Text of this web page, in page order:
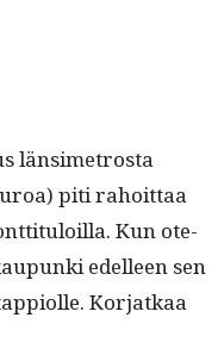
län­simet­ros­ta
piti rahoit­taa
Kun ote­
edelleen sen
Kor­jatkaa